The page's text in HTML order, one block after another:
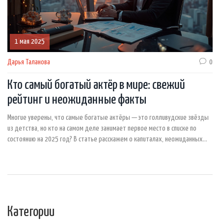
1 мая 2025
Дарья Таланова 0
Кто самый богатый актёр в мире: свежий
рейтинг и неожиданные факты
Многие уверены, что самые богатые актёры — это голливудские звёзды
из детства, но кто на самом деле занимает первое место в списке по
состоянию на 2025 год? В статье расскажем о капиталах, неожиданных
как фанатам кино, так и тем, кто интересуется финансами.
Категории